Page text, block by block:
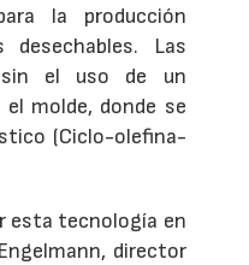
la producción
desechables. Las
sin el uso de un
molde, donde se
(Ciclo-olefina-
esta tecnología en
director